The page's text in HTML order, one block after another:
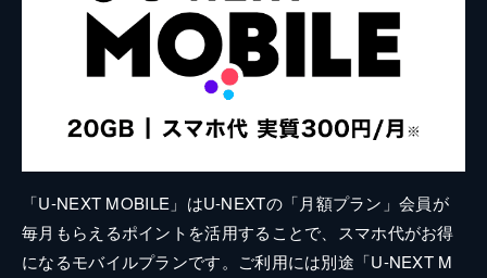
「U-NEXT MOBILE」はU-NEXTの「月額プラン」会員が
毎月もらえるポイントを活用することで、スマホ代がお得
になるモバイルプランです。ご利用には別途「U-NEXT M